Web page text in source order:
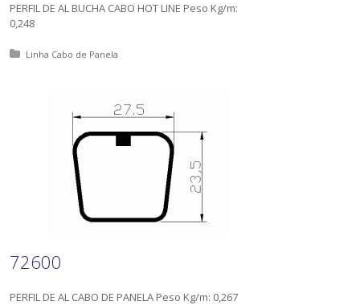
PERFIL DE AL BUCHA CABO HOT LINE Peso Kg/m:
0,248
Posted in:
Linha Cabo de Panela
72600
PERFIL DE AL CABO DE PANELA Peso Kg/m: 0,267